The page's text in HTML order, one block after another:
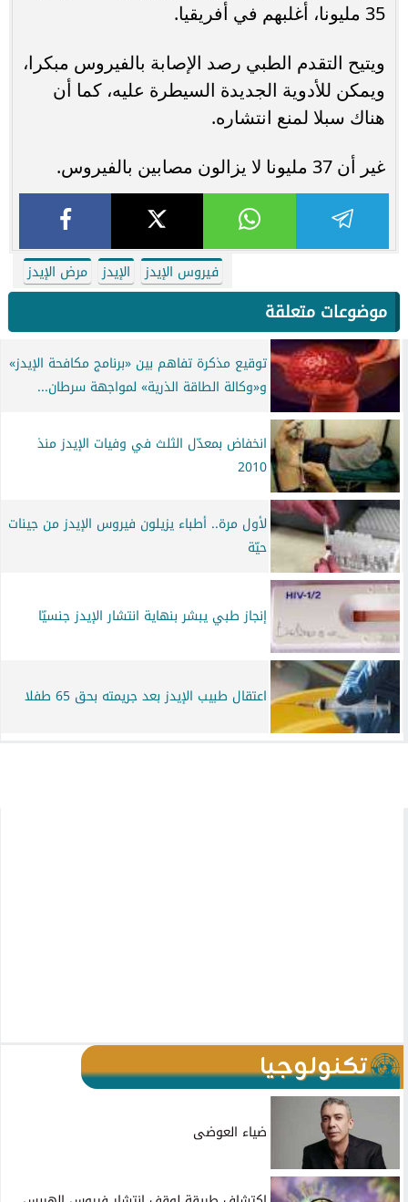
35 مليونا، أغلبهم في أفريقيا.
ويتيح التقدم الطبي رصد الإصابة بالفيروس مبكرا،
ويمكن للأدوية الجديدة السيطرة عليه، كما أن
هناك سبلا لمنع انتشاره.
غير أن 37 مليونا لا يزالون مصابين بالفيروس.
فيروس الإيدز الإيدز مرض الإيدز
موضوعات متعلقة
توقيع مذكرة تفاهم بين «برنامج مكافحة الإيدز»
و«وكالة الطاقة الذرية» لمواجهة سرطان...
انخفاض بمعدّل الثلث في وفيات الإيدز منذ
2010
لأول مرة.. أطباء يزيلون فيروس الإيدز من جينات
حيّة
إنجاز طبي يبشر بنهاية انتشار الإيدز جنسيّا
اعتقال طبيب الإيدز بعد جريمته بحق 65 طفلا
تكنولوجيا
ضياء العوضى